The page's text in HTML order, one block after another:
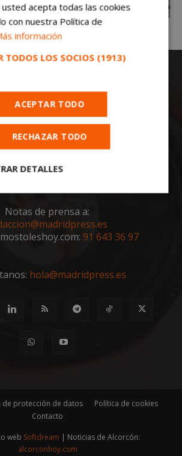
las noticias de Móstoles en
noticias, eventos, ocio y
Notas de prensa a:
91 643 36 97
hola@madridpress.es
de protección de datos
Política de cookies
Contacto
web Softdream | Noticias de Alcorcón:
alcorconhoy.com
acepta todas las cookies
con nuestra Política de
información
TODOS LOS SOCIOS (1913)
ACEPTAR TODO
RECHAZAR TODO
DETALLES
Cookies de
funcionalidad
estrictamente necesarias
Cookies de rendimiento
Cookies de preferencias
Cookies de funcionalidad